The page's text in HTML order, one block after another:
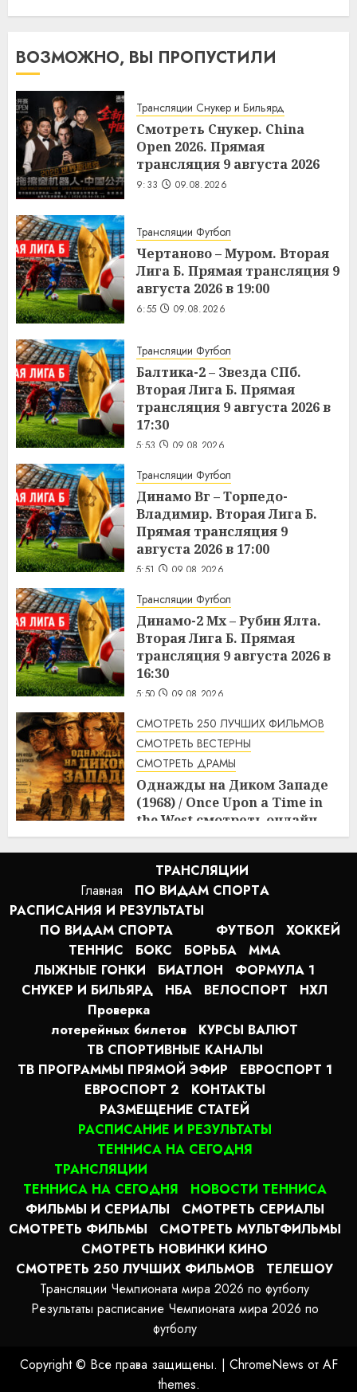
ВОЗМОЖНО, ВЫ ПРОПУСТИЛИ
Трансляции Снукер и Бильярд
Смотреть Снукер. China
Open 2026. Прямая
трансляция 9 августа 2026
9:33 09.08.2026
Трансляции Футбол
Чертаново – Муром. Вторая
Лига Б. Прямая трансляция 9
августа 2026 в 19:00
6:55 09.08.2026
Трансляции Футбол
Балтика-2 – Звезда СПб.
Вторая Лига Б. Прямая
трансляция 9 августа 2026 в
17:30
5:53 09.08.2026
Трансляции Футбол
Динамо Вг – Торпедо-
Владимир. Вторая Лига Б.
Прямая трансляция 9
августа 2026 в 17:00
5:51 09.08.2026
Трансляции Футбол
Динамо-2 Мх – Рубин Ялта.
Вторая Лига Б. Прямая
трансляция 9 августа 2026 в
16:30
5:50 09.08.2026
СМОТРЕТЬ 250 ЛУЧШИХ ФИЛЬМОВ
СМОТРЕТЬ ВЕСТЕРНЫ
СМОТРЕТЬ ДРАМЫ
Однажды на Диком Западе
(1968) / Once Upon a Time in
the West смотреть онлайн
5:08 09.08.2026
Главная
ТРАНСЛЯЦИИ
ПО ВИДАМ СПОРТA
РАСПИСАНИЯ И РЕЗУЛЬТАТЫ
ПО ВИДАМ СПОРТА
ФУТБОЛ
ХОККЕЙ
ТЕННИС
БОКС БОРЬБА
MMA
ЛЫЖНЫЕ ГОНКИ
БИАТЛОН
ФОРМУЛА 1
СНУКЕР И БИЛЬЯРД
НБА ВЕЛОСПОРТ
НХЛ
Проверка
лотерейных билетов
КУРСЫ ВАЛЮТ
ТВ СПОРТИВНЫЕ КАНАЛЫ
ТВ ПРОГРАММЫ ПРЯМОЙ ЭФИР
ЕВРОСПОРТ 1
ЕВРОСПОРТ 2
КОНТАКТЫ
РАЗМЕЩЕНИЕ СТАТЕЙ
РАСПИСАНИЕ И РЕЗУЛЬТАТЫ
ТЕННИСА НА СЕГОДНЯ
ТРАНСЛЯЦИИ
ТЕННИСА НА СЕГОДНЯ
НОВОСТИ ТЕННИСА
ФИЛЬМЫ И СЕРИАЛЫ
СМОТРЕТЬ СЕРИАЛЫ
СМОТРЕТЬ ФИЛЬМЫ
СМОТРЕТЬ МУЛЬТФИЛЬМЫ
СМОТРЕТЬ НОВИНКИ КИНО
СМОТРЕТЬ 250 ЛУЧШИХ ФИЛЬМОВ
ТЕЛЕШОУ
Трансляции Чемпионата мира 2026 по футболу
Результаты расписание Чемпионата мира 2026 по
футболу
Copyright © Все права защищены. | ChromeNews от AF
themes.